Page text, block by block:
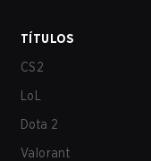
TÍTULOS
CS2
LoL
Dota 2
Valorant